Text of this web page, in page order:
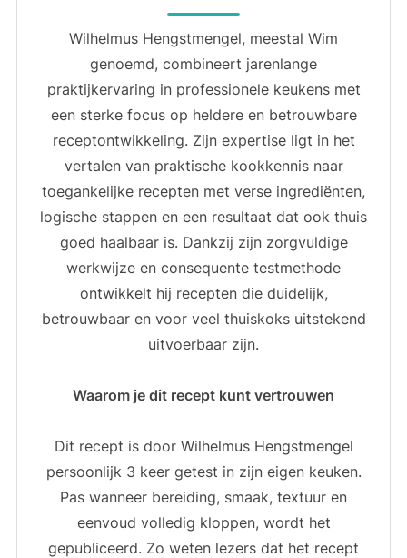
Wilhelmus Hengstmengel, meestal Wim
genoemd, combineert jarenlange
praktijkervaring in professionele keukens met
een sterke focus op heldere en betrouwbare
receptontwikkeling. Zijn expertise ligt in het
vertalen van praktische kookkennis naar
toegankelijke recepten met verse ingrediënten,
logische stappen en een resultaat dat ook thuis
goed haalbaar is. Dankzij zijn zorgvuldige
werkwijze en consequente testmethode
ontwikkelt hij recepten die duidelijk,
betrouwbaar en voor veel thuiskoks uitstekend
uitvoerbaar zijn.
Waarom je dit recept kunt vertrouwen
Dit recept is door Wilhelmus Hengstmengel
persoonlijk 3 keer getest in zijn eigen keuken.
Pas wanneer bereiding, smaak, textuur en
eenvoud volledig kloppen, wordt het
gepubliceerd. Zo weten lezers dat het recept